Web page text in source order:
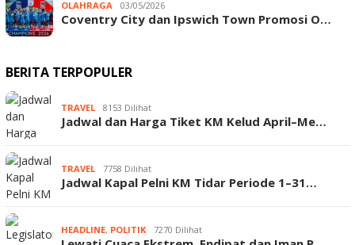
OLAHRAGA 03/05/2026
Coventry City dan Ipswich Town Promosi O…
BERITA TERPOPULER
TRAVEL 8153 Dilihat
Jadwal dan Harga Tiket KM Kelud April–Me…
TRAVEL 7758 Dilihat
Jadwal Kapal Pelni KM Tidar Periode 1–31…
HEADLINE, POLITIK 7270 Dilihat